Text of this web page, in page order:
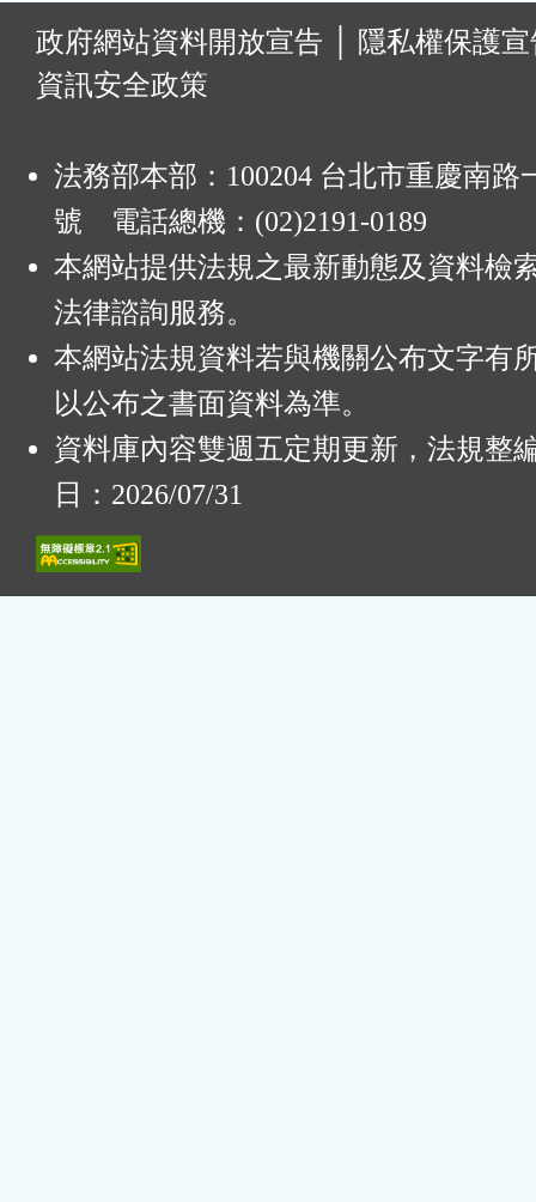
政府網站資料開放宣告
隱私權保護
資訊安全政策
法務部本部：100204 台北市重慶南路
號 電話總機：(02)2191-0189
本網站提供法規之最新動態及資料檢
法律諮詢服務。
本網站法規資料若與機關公布文字有
以公布之書面資料為準。
資料庫內容雙週五定期更新，法規整
日：2026/07/31